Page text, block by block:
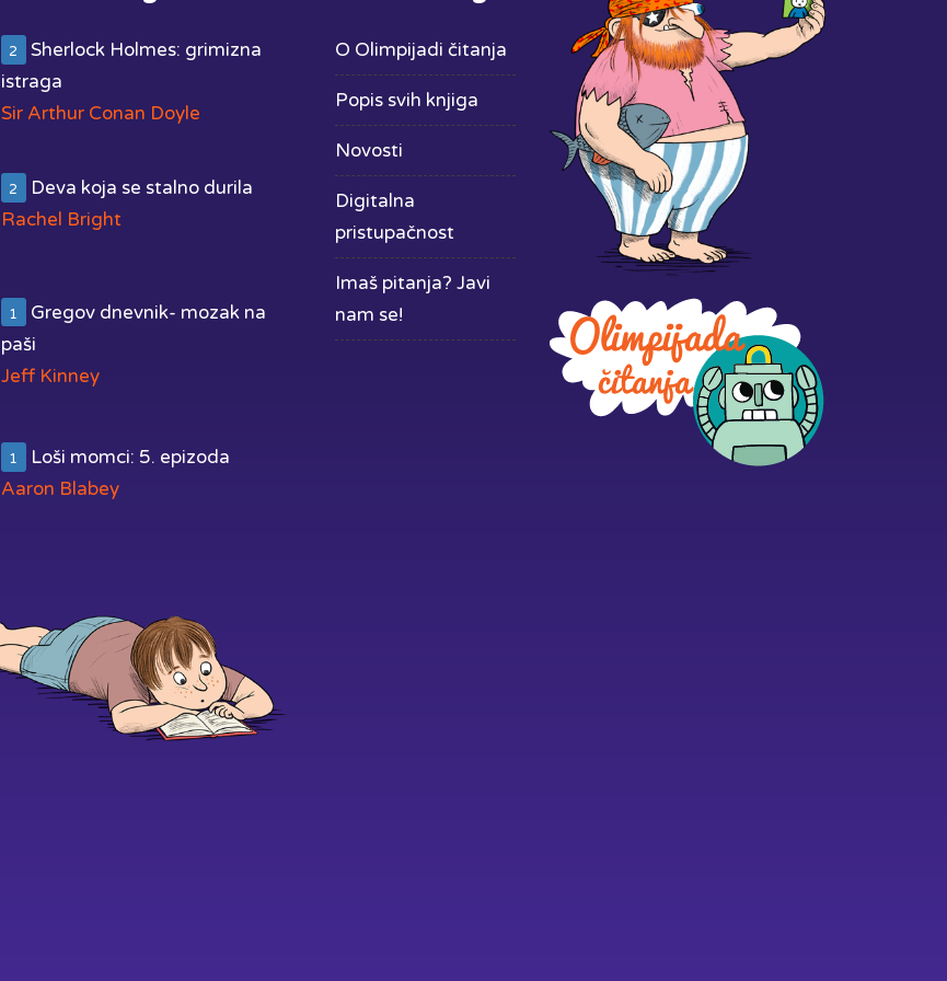
2
Sherlock Holmes: grimizna
istraga
Sir Arthur Conan Doyle
2
Deva koja se stalno durila
Rachel Bright
1
Gregov dnevnik- mozak na
paši
Jeff Kinney
1
Loši momci: 5. epizoda
Aaron Blabey
O Olimpijadi čitanja
Popis svih knjiga
Novosti
Digitalna
pristupačnost
Imaš pitanja? Javi
nam se!